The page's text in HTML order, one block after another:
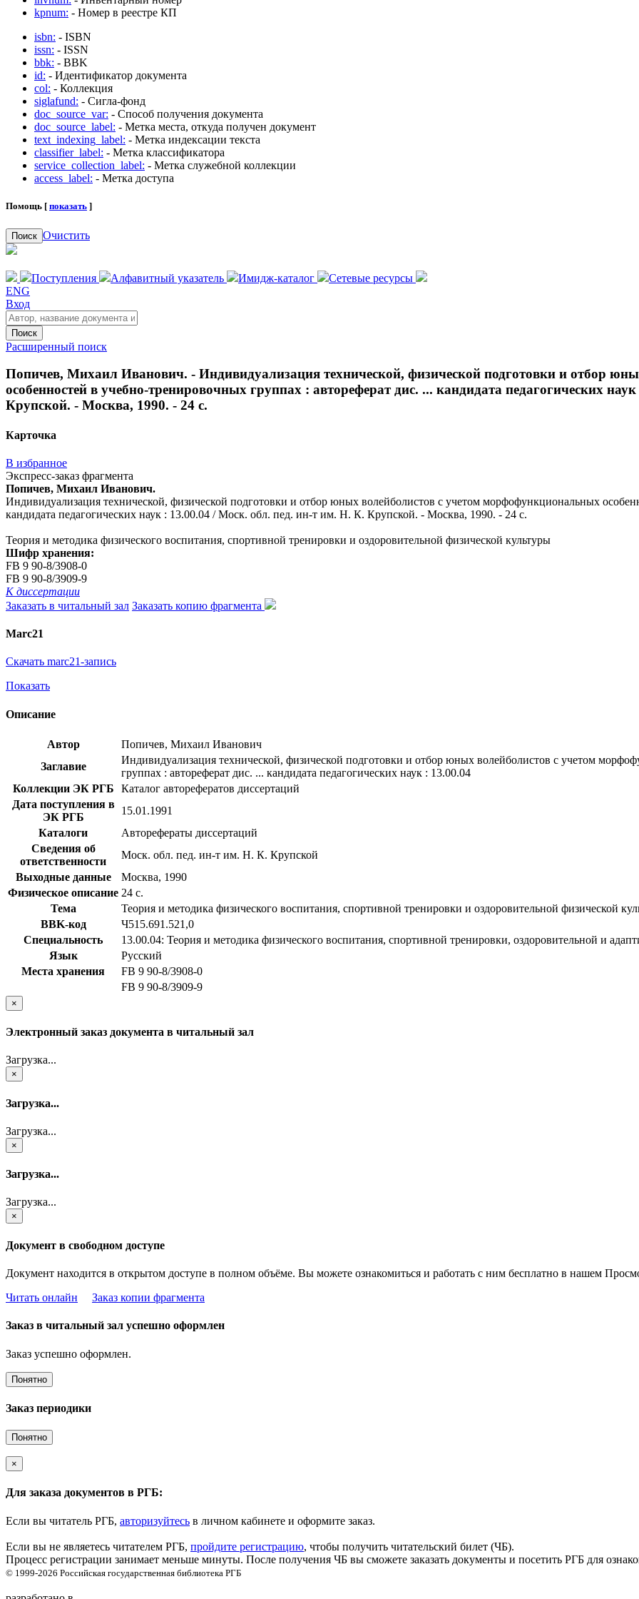
kpnum: - Номер в реестре КП
isbn: - ISBN
issn: - ISSN
bbk: - BBK
id: - Идентификатор документа
col: - Коллекция
siglafund: - Сигла-фонд
doc_source_var: - Способ получения документа
doc_source_label: - Метка места, откуда получен документ
text_indexing_label: - Метка индексации текста
classifier_label: - Метка классификатора
service_collection_label: - Метка служебной коллекции
access_label: - Метка доступа
Помощь [ показать ]
Поиск Очистить
Поступления Алфавитный указатель Имидж-каталог
Сетевые ресурсы
ENG
Вход
Поиск
Расширенный поиск
Попичев, Михаил Иванович. - Индивидуализация технической, физической подготовки и отбор
особенностей в учебно-тренировочных группах : автореферат дис. ... кандидата педагогических
Крупской. - Москва, 1990. - 24 с.
Карточка
В избранное
Экспресс-заказ фрагмента
Попичев, Михаил Иванович.
Индивидуализация технической, физической подготовки и отбор юных волейболистов с учетом морфофункциональных
кандидата педагогических наук : 13.00.04 / Моск. обл. пед. ин-т им. Н. К. Крупской. - Москва, 1990. - 24 с.
Теория и методика физического воспитания, спортивной тренировки и оздоровительной физической культуры
Шифр хранения:
FB 9 90-8/3908-0
FB 9 90-8/3909-9
К диссертации
Заказать в читальный зал Заказать копию фрагмента
Marc21
Скачать marc21-запись
Показать
Описание
Автор
Попичев, Михаил Иванович
Заглавие
Индивидуализация технической, физической подготовки и отбор юных волейболистов с учетом
группах : автореферат дис. ... кандидата педагогических наук : 13.00.04
Коллекции ЭК РГБ
Каталог авторефератов диссертаций
Дата поступления в
ЭК РГБ
15.01.1991
Каталоги
Авторефераты диссертаций
Сведения об
ответственности
Моск. обл. пед. ин-т им. Н. К. Крупской
Выходные данные
Москва, 1990
Физическое описание 24 с.
Тема
Теория и методика физического воспитания, спортивной тренировки и оздоровительной физической
BBK-код
Ч515.691.521,0
Специальность
13.00.04: Теория и методика физического воспитания, спортивной тренировки, оздоровительной и
Язык
Русский
Места хранения
FB 9 90-8/3908-0
FB 9 90-8/3909-9
×
Электронный заказ документа в читальный зал
Загрузка...
×
Загрузка...
Загрузка...
×
Загрузка...
Загрузка...
×
Документ в свободном доступе
Документ находится в открытом доступе в полном объёме. Вы можете ознакомиться и работать с ним бесплатно в нашем
Читать онлайн
Заказ копии фрагмента
Заказ в читальный зал успешно оформлен
Заказ успешно оформлен.
Понятно
Заказ периодики
Понятно
×
Для заказа документов в РГБ:
Если вы читатель РГБ, авторизуйтесь в личном кабинете и оформите заказ.
Если вы не являетесь читателем РГБ, пройдите регистрацию, чтобы получить читательский билет (ЧБ).
Процесс регистрации занимает меньше минуты. После получения ЧБ вы сможете заказать документы и посетить РГБ для
© 1999-2026 Российская государственная библиотека РГБ